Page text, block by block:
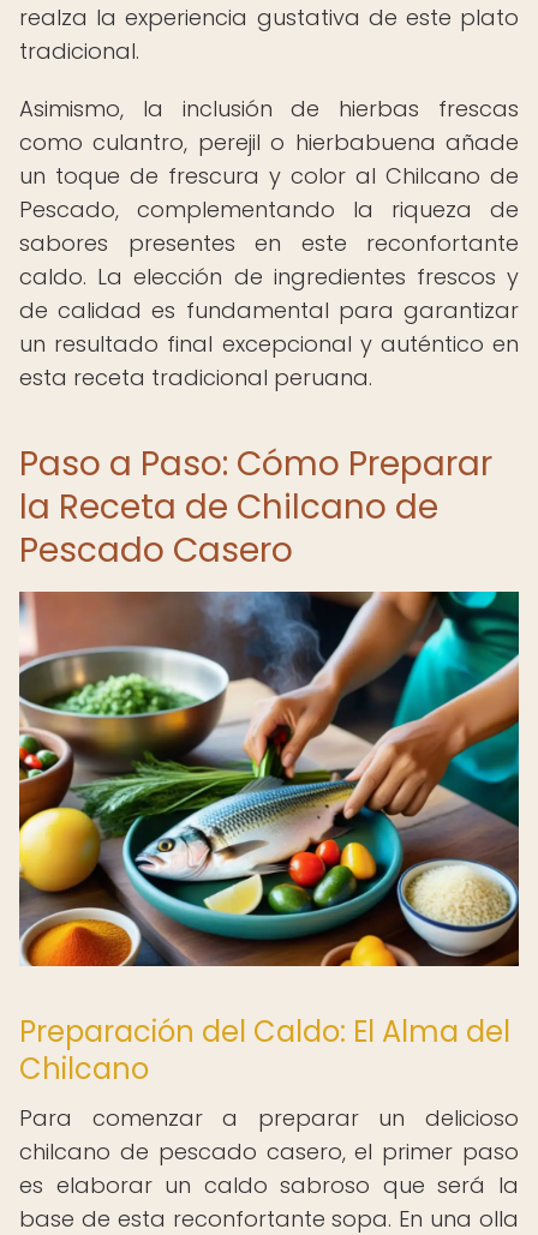
realza la experiencia gustativa de este plato
tradicional.
Asimismo, la inclusión de hierbas frescas
como culantro, perejil o hierbabuena añade
un toque de frescura y color al Chilcano de
Pescado, complementando la riqueza de
sabores presentes en este reconfortante
caldo. La elección de ingredientes frescos y
de calidad es fundamental para garantizar
un resultado final excepcional y auténtico en
esta receta tradicional peruana.
Paso a Paso: Cómo Preparar
la Receta de Chilcano de
Pescado Casero
Preparación del Caldo: El Alma del
Chilcano
Para comenzar a preparar un delicioso
chilcano de pescado casero, el primer paso
es elaborar un caldo sabroso que será la
base de esta reconfortante sopa. En una olla